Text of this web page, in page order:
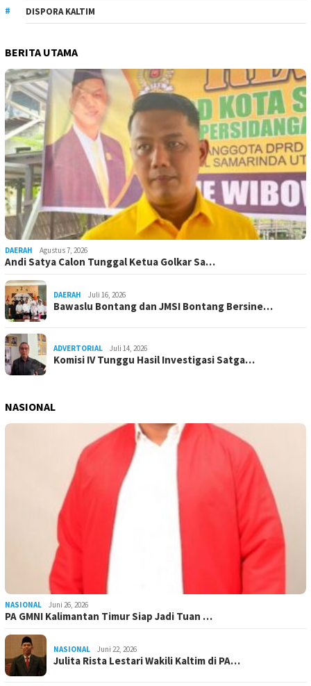
DISPORA KALTIM
BERITA UTAMA
DAERAH Agustus 7, 2026
Andi Satya Calon Tunggal Ketua Golkar Sa…
DAERAH Juli 16, 2026
Bawaslu Bontang dan JMSI Bontang Bersine…
ADVERTORIAL Juli 14, 2026
Komisi IV Tunggu Hasil Investigasi Satga…
NASIONAL
NASIONAL Juni 26, 2026
PA GMNI Kalimantan Timur Siap Jadi Tuan …
NASIONAL Juni 22, 2026
Julita Rista Lestari Wakili Kaltim di PA…